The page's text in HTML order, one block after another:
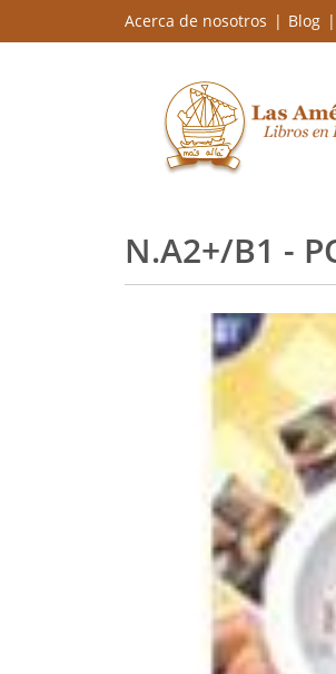
Acerca de nosotros Blog
N.A2+/B1 -